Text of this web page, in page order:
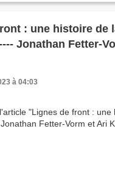
: une histoire de
Jonathan Fetter-
à 04:03